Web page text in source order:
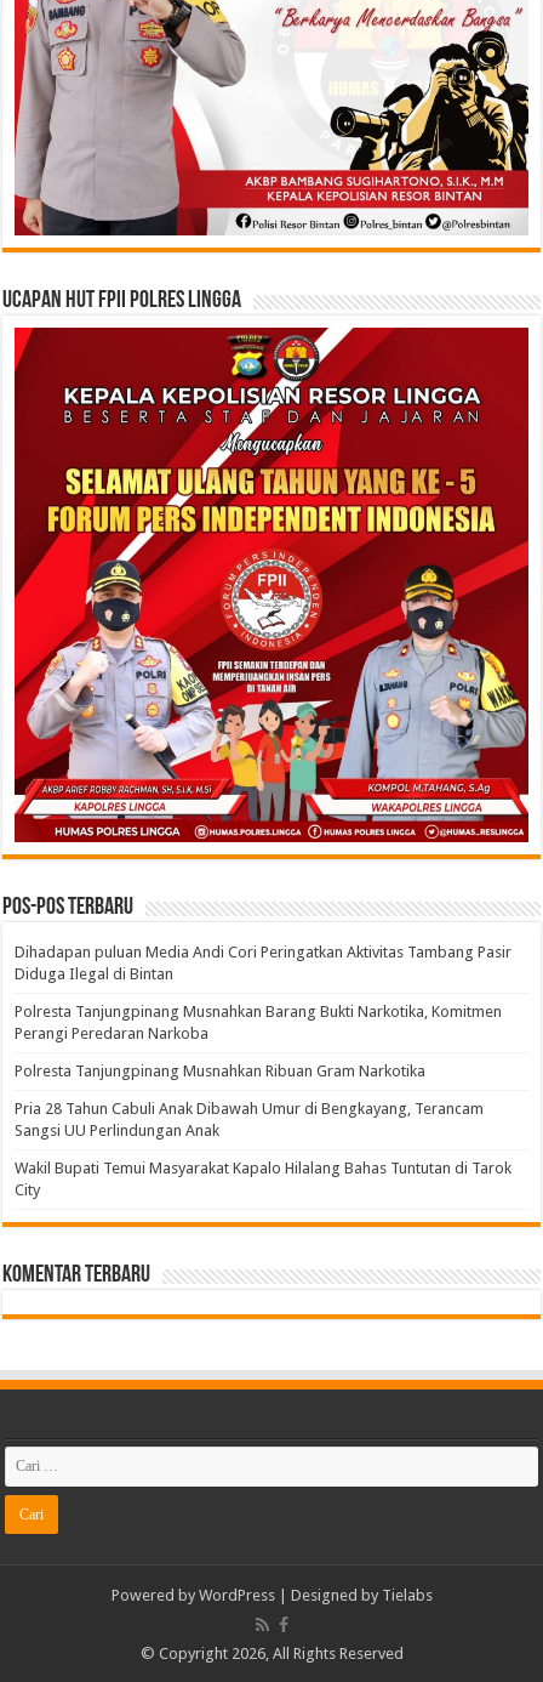
Ucapan HUT FPII Polres Lingga
Pos-pos Terbaru
Dihadapan puluan Media Andi Cori Peringatkan Aktivitas Tambang Pasir
Diduga Ilegal di Bintan
Polresta Tanjungpinang Musnahkan Barang Bukti Narkotika, Komitmen
Perangi Peredaran Narkoba
Polresta Tanjungpinang Musnahkan Ribuan Gram Narkotika
Pria 28 Tahun Cabuli Anak Dibawah Umur di Bengkayang, Terancam
Sangsi UU Perlindungan Anak
Wakil Bupati Temui Masyarakat Kapalo Hilalang Bahas Tuntutan di Tarok
City
Komentar Terbaru
Powered by WordPress| Designed by Tielabs
© Copyright 2026, All Rights Reserved